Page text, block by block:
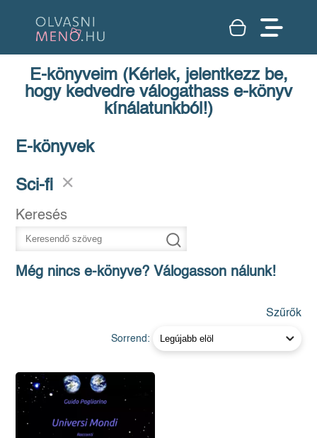
E-könyveim (Kérlek, jelentkezz be,
hogy kedvedre válogathass e-könyv
kínálatunkból!)
E-könyvek
Sci-fi
Keresés
Még nincs e-könyve? Válogasson nálunk!
Szűrők
Sorrend: